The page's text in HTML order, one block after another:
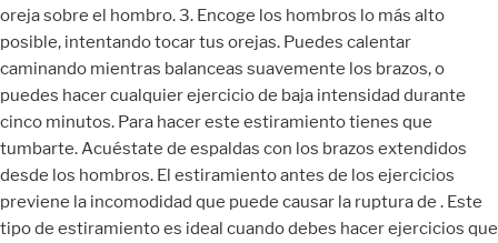
oreja sobre el hombro. 3. Encoge los hombros lo más alto
posible, intentando tocar tus orejas. Puedes calentar
caminando mientras balanceas suavemente los brazos, o
puedes hacer cualquier ejercicio de baja intensidad durante
cinco minutos. Para hacer este estiramiento tienes que
tumbarte. Acuéstate de espaldas con los brazos extendidos
desde los hombros. El estiramiento antes de los ejercicios
previene la incomodidad que puede causar la ruptura de . Este
tipo de estiramiento es ideal cuando debes hacer ejercicios que